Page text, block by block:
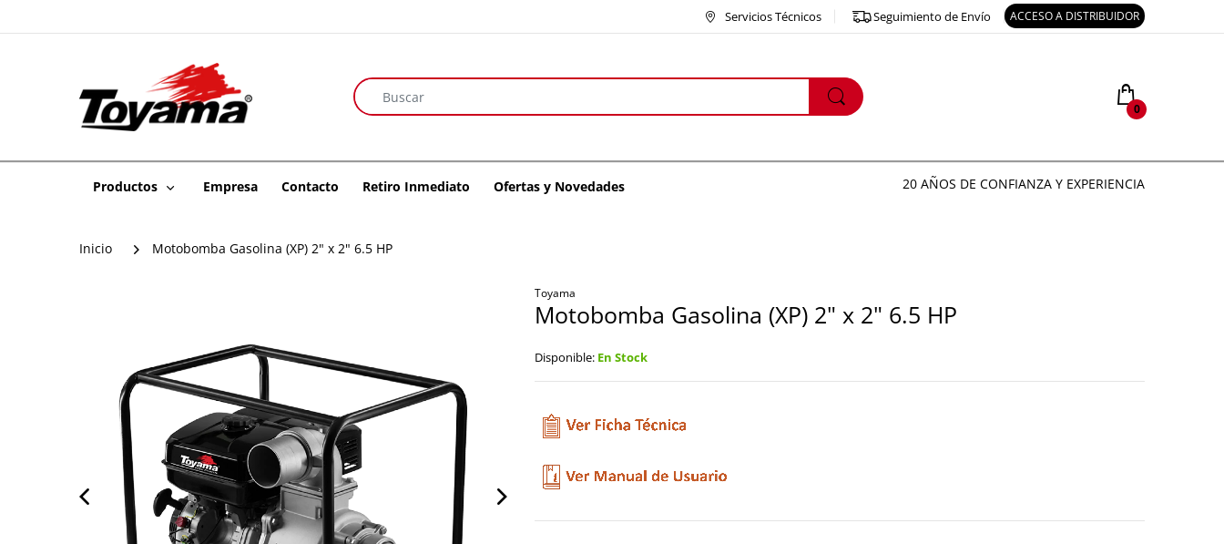
Servicios Técnicos Seguimiento de Envío ACCESO A DISTRIBUIDOR
0
Productos Empresa Contacto Retiro Inmediato Ofertas y Novedades 20 AÑOS DE CONFIANZA Y EXPERIENCIA
Inicio Motobomba Gasolina (XP) 2" x 2" 6.5 HP
Toyama
Motobomba Gasolina (XP) 2" x 2" 6.5 HP
Disponible: En Stock